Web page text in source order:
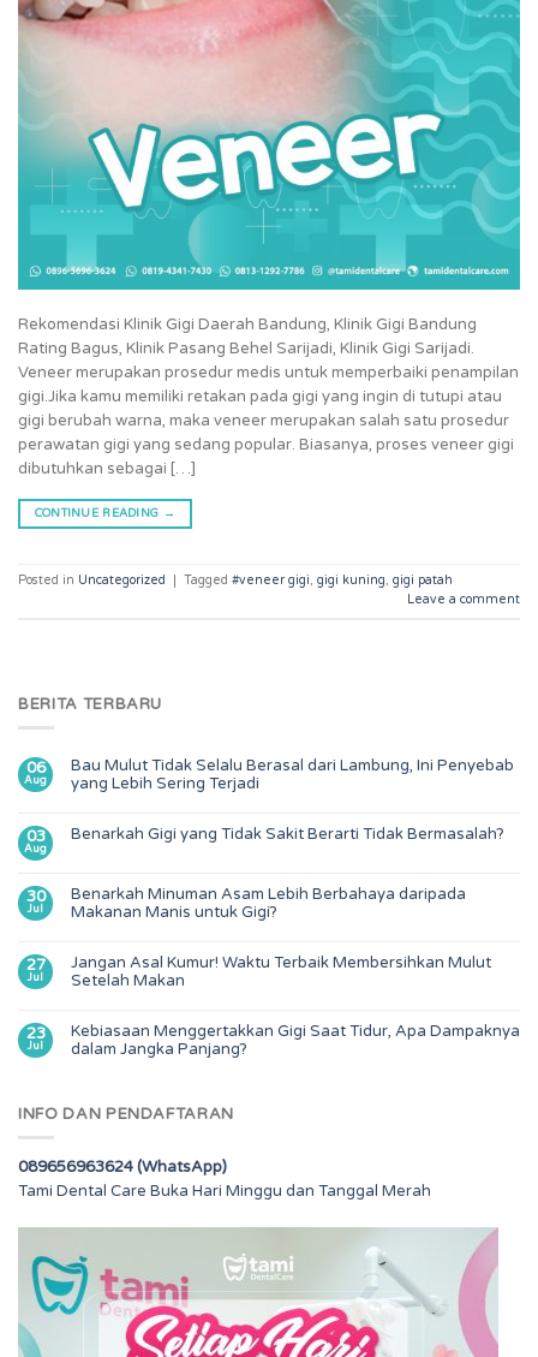
Rekomendasi Klinik Gigi Daerah Bandung, Klinik Gigi Bandung
Rating Bagus, Klinik Pasang Behel Sarijadi, Klinik Gigi Sarijadi.
Veneer merupakan prosedur medis untuk memperbaiki penampilan
gigi.Jika kamu memiliki retakan pada gigi yang ingin di tutupi atau
gigi berubah warna, maka veneer merupakan salah satu prosedur
perawatan gigi yang sedang popular. Biasanya, proses veneer gigi
dibutuhkan sebagai […]
CONTINUE READING →
Posted in Uncategorized Tagged #veneer gigi, gigi kuning, gigi patah
Leave a comment
BERITA TERBARU
06
Aug
Bau Mulut Tidak Selalu Berasal dari Lambung, Ini Penyebab
yang Lebih Sering Terjadi
03
Aug
Benarkah Gigi yang Tidak Sakit Berarti Tidak Bermasalah?
30
Jul
Benarkah Minuman Asam Lebih Berbahaya daripada
Makanan Manis untuk Gigi?
27
Jul
Jangan Asal Kumur! Waktu Terbaik Membersihkan Mulut
Setelah Makan
23
Jul
Kebiasaan Menggertakkan Gigi Saat Tidur, Apa Dampaknya
dalam Jangka Panjang?
INFO DAN PENDAFTARAN
089656963624 (WhatsApp)
Tami Dental Care Buka Hari Minggu dan Tanggal Merah